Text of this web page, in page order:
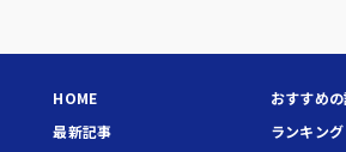
HOME
おすすめ
最新記事
ランキング